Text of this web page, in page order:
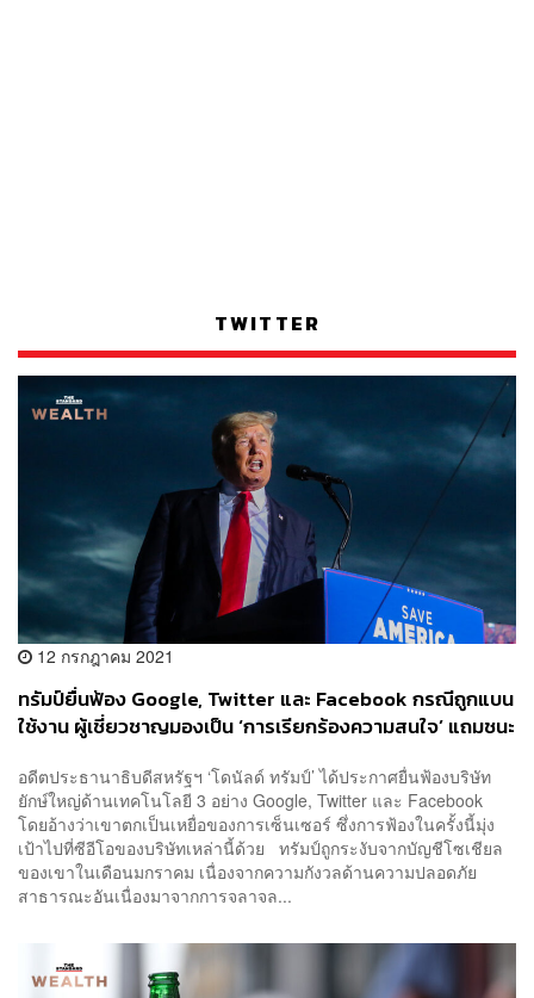
TWITTER
12 กรกฎาคม 2021
ทรัมป์ยื่นฟ้อง Google, Twitter และ Facebook กรณีถูกแบน
ใช้งาน ผู้เชี่ยวชาญมองเป็น ‘การเรียกร้องความสนใจ’ แถมชนะ
อดีตประธานาธิบดีสหรัฐฯ ‘โดนัลด์ ทรัมป์’ ได้ประกาศยื่นฟ้องบริษัท
ยักษ์ใหญ่ด้านเทคโนโลยี 3 อย่าง Google, Twitter และ Facebook
โดยอ้างว่าเขาตกเป็นเหยื่อของการเซ็นเซอร์ ซึ่งการฟ้องในครั้งนี้มุ่ง
เป้าไปที่ซีอีโอของบริษัทเหล่านี้ด้วย ทรัมป์ถูกระงับจากบัญชีโซเชียล
ของเขาในเดือนมกราคม เนื่องจากความกังวลด้านความปลอดภัย
สาธารณะอันเนื่องมาจากการจลาจล...